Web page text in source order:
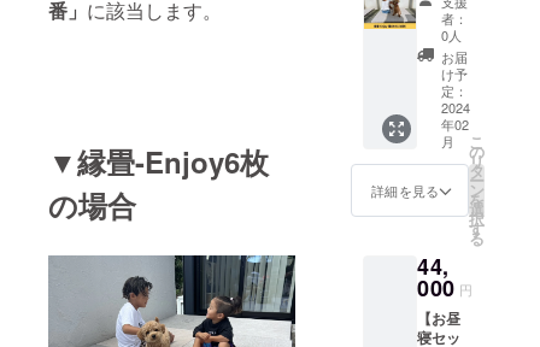
番」 に該当します。
▼縁畳-Enjoy6枚
の場合
分)】
「縁畳-
Enjoy-
」をお
届けし
ます。
大人2人
がお座
りいた
だける
大きさ
内容：
畳1枚
(0.5帖
分) ■縁
畳-
者：
0人
お届
け予
定：
2024
年02
月
詳細を見る
こ
の
リ
タ
ー
ン
を
選
択
す
る
44,
000 円
【お昼
寝セッ